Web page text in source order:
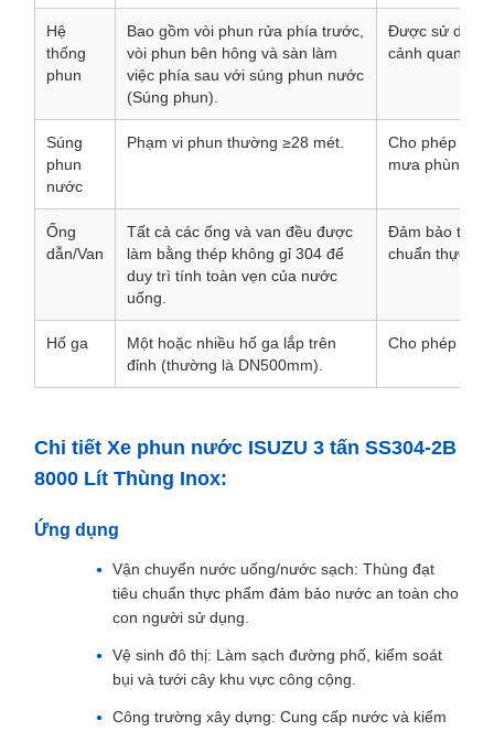
Hệ
thống
phun
Bao gồm vòi phun rửa phía trước,
vòi phun bên hông và sàn làm
việc phía sau với súng phun nước
(Súng phun).
Được sử dụng
cảnh quan
Súng
phun
nước
Phạm vi phun thường ≥28 mét.
Cho phép
mưa phùn,
Ống
dẫn/Van
Tất cả các ống và van đều được
làm bằng thép không gỉ 304 để
duy trì tính toàn vẹn của nước
uống.
Đảm bảo toàn
chuẩn thực
Hố ga
Một hoặc nhiều hố ga lắp trên
đỉnh (thường là DN500mm).
Cho phép
Chi tiết Xe phun nước ISUZU 3 tấn SS304-2B
8000 Lít Thùng Inox:
Ứng dụng
Vận chuyển nước uống/nước sạch: Thùng đạt
tiêu chuẩn thực phẩm đảm bảo nước an toàn cho
con người sử dụng.
Vệ sinh đô thị: Làm sạch đường phố, kiểm soát
bụi và tưới cây khu vực công cộng.
Công trường xây dựng: Cung cấp nước và kiểm